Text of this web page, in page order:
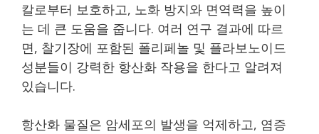
칼로부터 보호하고, 노화 방지와 면역력을 높이
는 데 큰 도움을 줍니다. 여러 연구 결과에 따르
면, 찰기장에 포함된 폴리페놀 및 플라보노이드
성분들이 강력한 항산화 작용을 한다고 알려져
있습니다.
항산화 물질은 암세포의 발생을 억제하고, 염증